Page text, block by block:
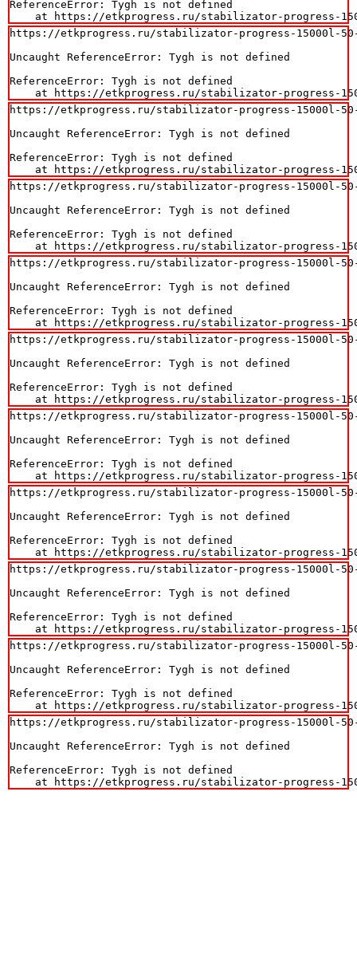
ReferenceError: Tygh is not defined
at https://etkprogress.ru/stabilizator-progress-
https://etkprogress.ru/stabilizator-progress-15000l-50-
Uncaught ReferenceError: Tygh is not defined
ReferenceError: Tygh is not defined
at https://etkprogress.ru/stabilizator-progress-
https://etkprogress.ru/stabilizator-progress-15000l-50-
Uncaught ReferenceError: Tygh is not defined
ReferenceError: Tygh is not defined
at https://etkprogress.ru/stabilizator-progress-
https://etkprogress.ru/stabilizator-progress-15000l-50-
Uncaught ReferenceError: Tygh is not defined
ReferenceError: Tygh is not defined
at https://etkprogress.ru/stabilizator-progress-
https://etkprogress.ru/stabilizator-progress-15000l-50-
Uncaught ReferenceError: Tygh is not defined
ReferenceError: Tygh is not defined
at https://etkprogress.ru/stabilizator-progress-
https://etkprogress.ru/stabilizator-progress-15000l-50-
Uncaught ReferenceError: Tygh is not defined
ReferenceError: Tygh is not defined
at https://etkprogress.ru/stabilizator-progress-
https://etkprogress.ru/stabilizator-progress-15000l-50-
Uncaught ReferenceError: Tygh is not defined
ReferenceError: Tygh is not defined
at https://etkprogress.ru/stabilizator-progress-
https://etkprogress.ru/stabilizator-progress-15000l-50-
Uncaught ReferenceError: Tygh is not defined
ReferenceError: Tygh is not defined
at https://etkprogress.ru/stabilizator-progress-
https://etkprogress.ru/stabilizator-progress-15000l-50-
Uncaught ReferenceError: Tygh is not defined
ReferenceError: Tygh is not defined
at https://etkprogress.ru/stabilizator-progress-
https://etkprogress.ru/stabilizator-progress-15000l-50-
Uncaught ReferenceError: Tygh is not defined
ReferenceError: Tygh is not defined
at https://etkprogress.ru/stabilizator-progress-
https://etkprogress.ru/stabilizator-progress-15000l-50-
Uncaught ReferenceError: Tygh is not defined
ReferenceError: Tygh is not defined
at https://etkprogress.ru/stabilizator-progress-